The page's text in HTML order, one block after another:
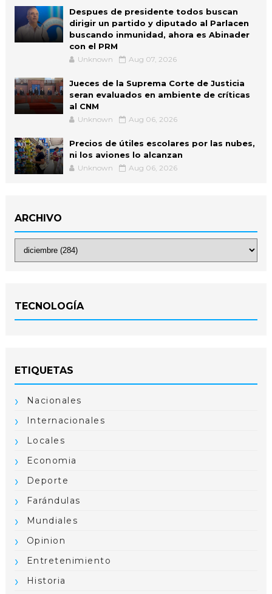
Despues de presidente todos buscan
dirigir un partido y diputado al Parlacen
buscando inmunidad, ahora es Abinader
con el PRM
Unknown Aug 07, 2026
Jueces de la Suprema Corte de Justicia
seran evaluados en ambiente de críticas
al CNM
Unknown Aug 06, 2026
Precios de útiles escolares por las nubes,
ni los aviones lo alcanzan
Unknown Aug 06, 2026
ARCHIVO
TECNOLOGÍA
ETIQUETAS
Nacionales
Internacionales
Locales
Economia
Deporte
Farándulas
Mundiales
Opinion
Entretenimiento
Historia